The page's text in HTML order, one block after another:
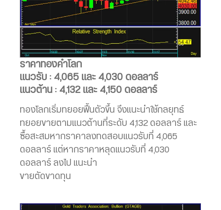
ราคาทองคำโลก
แนวรับ : 4,065 และ 4,030 ดอลลาร์
แนวต้าน : 4,132 และ 4,150 ดอลลาร์
ทองโลกเริ่มทยอยฟื้นตัวขึ้น จึงแนะนำใช้กลยุทธ์
ทยอยขายตามแนวต้านที่ระดับ 4,132 ดอลลาร์ และ
ซื้อสะสมหากราคาลงทดสอบแนวรับที่ 4,065
ดอลลาร์ แต่หากราคาหลุดแนวรับที่ 4,030
ดอลลาร์ ลงไป แนะนำ
ขายตัดขาดทุน